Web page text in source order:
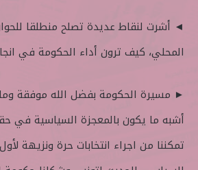
◄ أشرت لنقاط عديدة تصلح منطلقا
المحلي، كيف ترون أداء الحكومة في
► مسيرة الحكومة بفضل الله موفقة
أشبه ما يكون بالمعجزة السياسية في
تمكننا من اجراء انتخابات حرة ونزيهة